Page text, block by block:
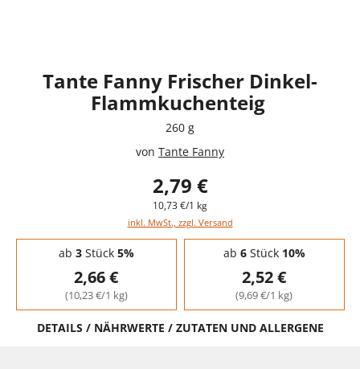
Tante Fanny Frischer Dinkel-
Flammkuchenteig
260 g
von Tante Fanny
2,79 €
10,73 €/1 kg
inkl. MwSt., zzgl. Versand
Staffelpreise - Mengenrabatt
ab 3Stück 5%
2,66 €
(10,23 €/1 kg)
ab 6Stück 10%
2,52 €
(9,69 €/1 kg)
DETAILS / NÄHRWERTE / ZUTATEN UND ALLERGENE